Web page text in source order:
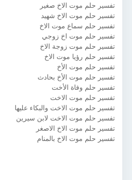
تفسير حلم موت الاخ صغير
تفسير حلم موت الاخ شهيد
تفسير حلم سماع موت الاخ
تفسير حلم موت اخ زوجي
تفسير حلم موت زوجة الاخ
تفسير حلم رؤيا موت الاخ
تفسير حلم موت الأخ
تفسير حلم موت الأخ بحادث
تفسير حلم وفاة الأخت
تفسير حلم موت الاخت
تفسير حلم موت الاخت والبكاء عليها
تفسير حلم موت الاخت لابن سيرين
تفسير حلم موت الاخ الاصغر
تفسير حلم موت الاخ بالمنام